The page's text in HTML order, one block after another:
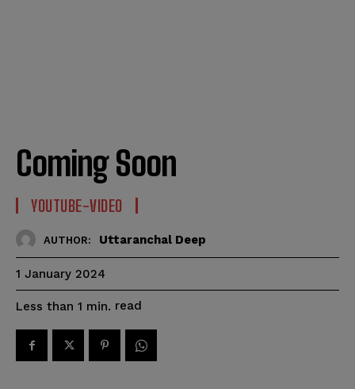
Coming Soon
YOUTUBE-VIDEO
AUTHOR: Uttaranchal Deep
1 January 2024
Less than 1 min. read